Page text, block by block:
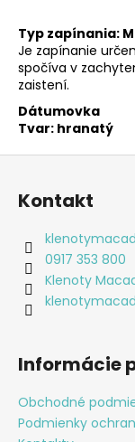
Typ zapínania:
Je zapínanie
spočíva v
zaistení.
Dátumovka
Tvar: hranatý
Z
Kontakt
0917 353 800
Klenoty
Informácie
Obchodné
Podmienky